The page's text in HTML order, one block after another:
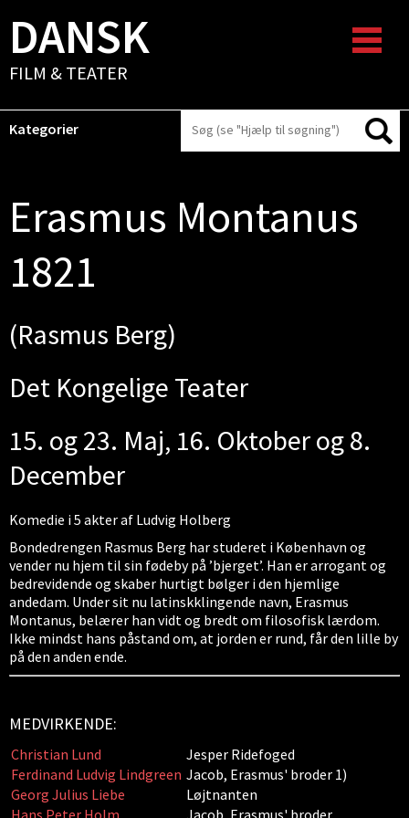
DANSK
FILM & TEATER
Kategorier
Erasmus Montanus
1821
(Rasmus Berg)
Det Kongelige Teater
15. og 23. Maj, 16. Oktober og 8.
December
Komedie i 5 akter af Ludvig Holberg
Bondedrengen Rasmus Berg har studeret i København og
vender nu hjem til sin fødeby på ’bjerget’. Han er arrogant og
bedrevidende og skaber hurtigt bølger i den hjemlige
andedam. Under sit nu latinskklingende navn, Erasmus
Montanus, belærer han vidt og bredt om filosofisk lærdom.
Ikke mindst hans påstand om, at jorden er rund, får den lille by
på den anden ende.
MEDVIRKENDE:
Christian Lund
Jesper Ridefoged
Ferdinand Ludvig Lindgreen Jacob, Erasmus' broder 1)
Georg Julius Liebe
Løjtnanten
Hans Peter Holm
Jacob, Erasmus' broder